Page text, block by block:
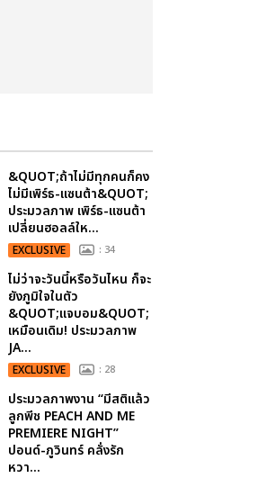
&QUOT;ถ้าไม่มีทุกคนก็คง
ไม่มีเพิร์ธ-แซนต้า&QUOT;
ประมวลภาพ เพิร์ธ-แซนต้า
เปลี่ยนฮอลล์ให...
EXCLUSIVE : 34
ไม่ว่าจะวันนี้หรือวันไหน ก็จะ
ยังภูมิใจในตัว
&QUOT;แจบอม&QUOT;
เหมือนเดิม! ประมวลภาพ
JA...
EXCLUSIVE : 28
ประมวลภาพงาน “มีสติแล้ว
ลูกพีช PEACH AND ME
PREMIERE NIGHT”
ปอนด์-ภูวินทร์ คลั่งรัก
หวา...